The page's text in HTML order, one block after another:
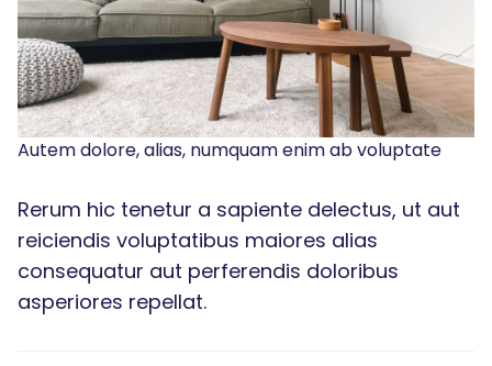
Autem dolore, alias, numquam enim ab voluptate
Rerum hic tenetur a sapiente delectus, ut aut
reiciendis voluptatibus maiores alias
consequatur aut perferendis doloribus
asperiores repellat.